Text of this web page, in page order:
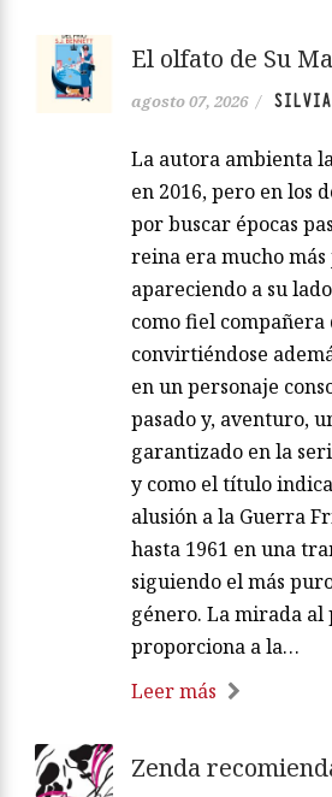
El olfato de Su
agosto 07, 2026 / SILVIA
La autora ambienta
en 2016, pero en los
por buscar épocas
reina era mucho más
apareciendo a su
como fiel compañera
convirtiéndose
en un personaje
pasado y, aventuro,
garantizado en la
y como el título
alusión a la Guerra
hasta 1961 en una
siguiendo el más
género. La mirada al
proporciona a la…
Leer más
Zenda